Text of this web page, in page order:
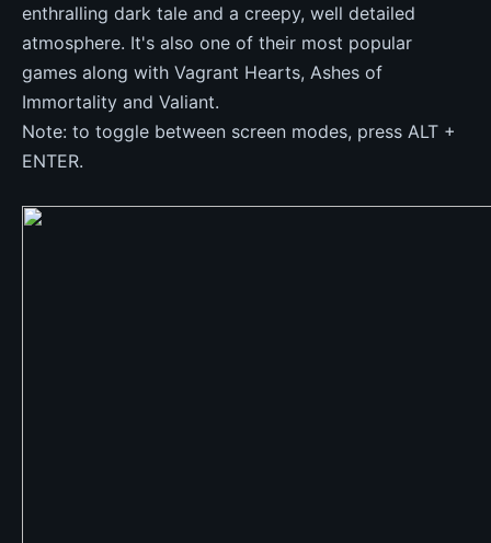
enthralling dark tale and a creepy, well detailed
atmosphere. It's also one of their most popular
games along with Vagrant Hearts, Ashes of
Immortality and Valiant.
Note: to toggle between screen modes, press ALT +
ENTER.